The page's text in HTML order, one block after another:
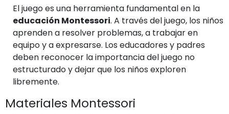
El juego es una herramienta fundamental en la
educación Montessori. A través del juego, los niños
aprenden a resolver problemas, a trabajar en
equipo y a expresarse. Los educadores y padres
deben reconocer la importancia del juego no
estructurado y dejar que los niños exploren
libremente.
Materiales Montessori